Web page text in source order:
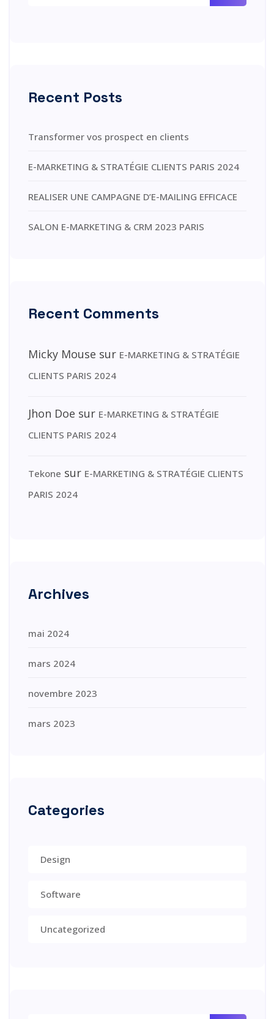
Recent Posts
Transformer vos prospect en clients
E-MARKETING & STRATÉGIE CLIENTS PARIS 2024
REALISER UNE CAMPAGNE D’E-MAILING EFFICACE
SALON E-MARKETING & CRM 2023 PARIS
Recent Comments
Micky Mouse sur E-MARKETING & STRATÉGIE
CLIENTS PARIS 2024
Jhon Doe sur E-MARKETING & STRATÉGIE
CLIENTS PARIS 2024
Tekone sur E-MARKETING & STRATÉGIE CLIENTS
PARIS 2024
Archives
mai 2024
mars 2024
novembre 2023
mars 2023
Categories
Design
Software
Uncategorized